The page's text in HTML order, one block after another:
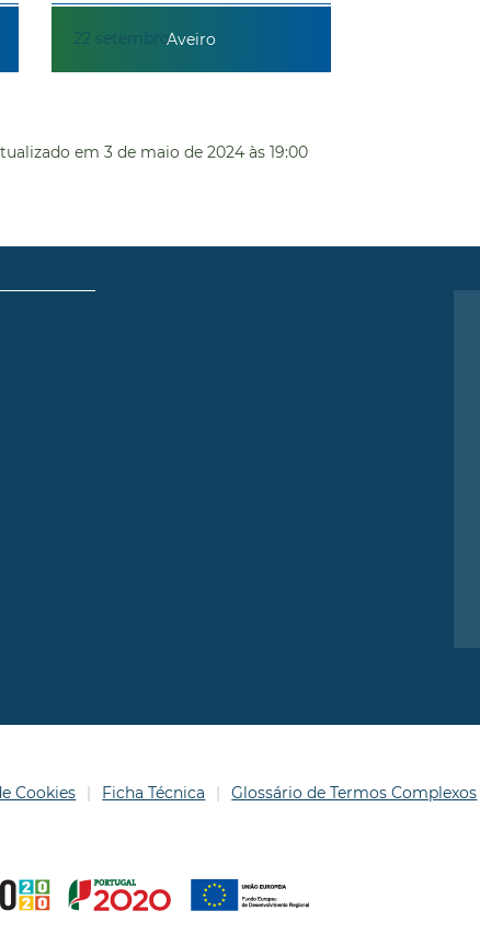
22 setembroAveiro
em 3 de maio de 2024 às 19:00
Cookies Ficha Técnica Glossário de Termos Complexos